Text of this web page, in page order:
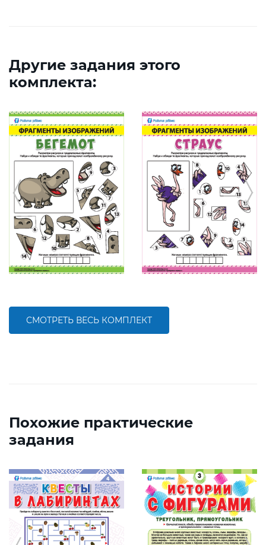
Другие задания этого
комплекта:
СМОТРЕТЬ ВЕСЬ КОМПЛЕКТ
Похожие практические
задания